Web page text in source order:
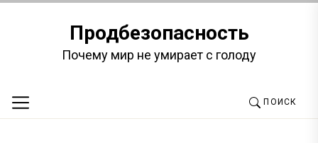
содержимомуПродбезопасность
Почему мир не умирает с голоду
ПОИСК